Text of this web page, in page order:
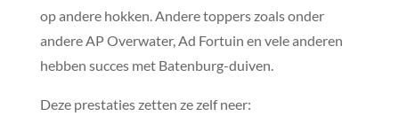
op andere hokken. Andere toppers zoals onder
andere AP Overwater, Ad Fortuin en vele anderen
hebben succes met Batenburg-duiven.
Deze prestaties zetten ze zelf neer: